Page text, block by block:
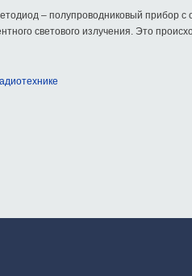
– полупроводниковый прибор
светового излучения. Это